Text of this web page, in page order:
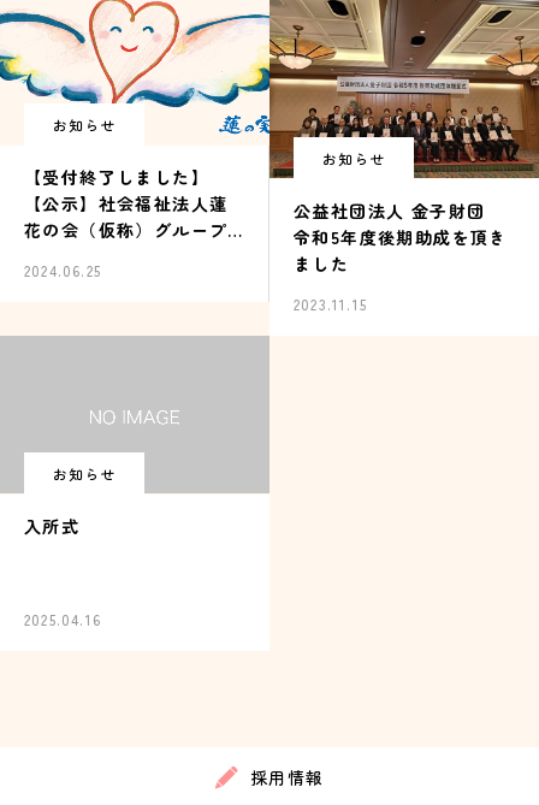
お知らせ
【受付終了しました】
【公示】社会福祉法人蓮
花の会（仮称）グループ
に係る条件付一般競争入
2024.06.25
お知らせ
公益社団法人 金子財団
令和5年度後期助成を頂き
ました
2023.11.15
お知らせ
入所式
2025.04.16
採用情報